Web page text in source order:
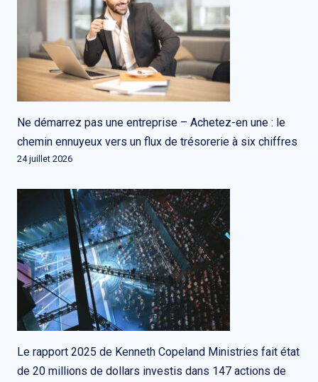
Ne démarrez pas une entreprise – Achetez-en une : le
chemin ennuyeux vers un flux de trésorerie à six chiffres
24 juillet 2026
Le rapport 2025 de Kenneth Copeland Ministries fait état
de 20 millions de dollars investis dans 147 actions de